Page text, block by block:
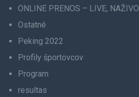
ONLINE PRENOS – LIVE, NAŽIVO
Ostatné
Peking 2022
Profily športovcov
Program
resultas